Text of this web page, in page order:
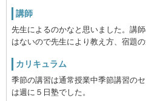
講師
先生によるのかなと思いました。講
はないので先生により教え方、宿題
カリキュラム
季節の講習は通常授業中季節講習の
は週に５日塾でした。